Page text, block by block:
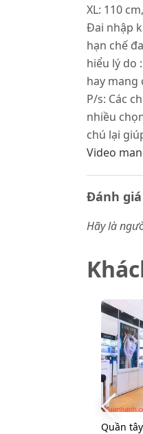
XL: 110
Đai nhập
hạn chế
hiểu lý do
hay mang
P/s: Các
nhiều
chú lại
Video
Đánh giá
Hãy là
Quần